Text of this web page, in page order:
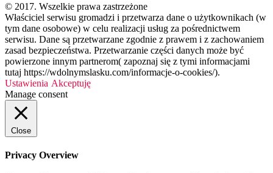
© 2017. Wszelkie prawa zastrzeżone
Właściciel serwisu gromadzi i przetwarza dane o użytkownikach (w
tym dane osobowe) w celu realizacji usług za pośrednictwem
serwisu. Dane są przetwarzane zgodnie z prawem i z zachowaniem
zasad bezpieczeństwa. Przetwarzanie części danych może być
powierzone innym partnerom( zapoznaj się z tymi informacjami
tutaj https://wdolnymslasku.com/informacje-o-cookies/).
Ustawienia Akceptuję
Manage consent
Close
Privacy Overview